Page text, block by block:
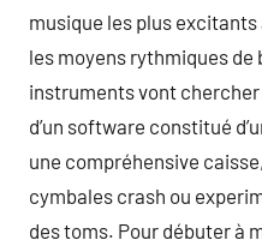
musique les plus
les moyens rythmiques
instruments vont
d’un software constitué
une compréhensive
cymbales crash ou
des toms. Pour débuter à